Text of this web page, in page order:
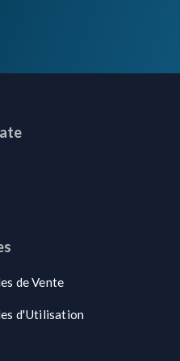
de Vente
d'Utilisation